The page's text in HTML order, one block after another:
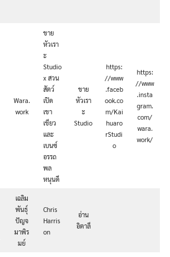
Wara.
work
ขาย
หัวเรา
ะ
Studio
x สวน
สัตว์
เปิด
เขา
เขียว
และ
เบนซ์
อรรถ
พล
หนุนดี
ขาย
หัวเรา
ะ
Studio
https:
//www
.faceb
ook.co
m/Kai
huaro
rStudi
o
https:
//www
.insta
gram.
com/
wara.
work/
เฉลิม
พันธุ์
ปัญจ
มาพิร
มย์
Chris
Harris
on
อ่าน
อิตาลี